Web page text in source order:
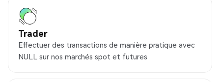
Trader
Effectuer des transactions de manière pratique avec
NULL sur nos marchés spot et futures